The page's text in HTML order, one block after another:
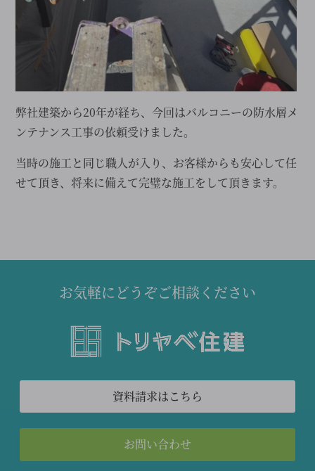
弊社建築から20年が経ち、今回はバルコニーの防水層メ
ンテナンス工事の依頼受けました。
当時の施工と同じ職人が入り、お客様からも安心して任
せて頂き、将来に備えて完璧な施工をして頂きます。
お気軽にどうぞご相談ください
資料請求はこちら
お問い合わせ